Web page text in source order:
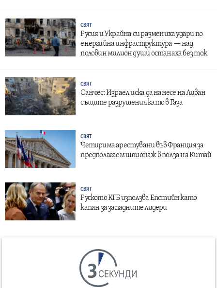
СВЯТ
Русия и Украйна си размениха удари по
енергийна инфраструктура — над
половин милион души останаха без ток
СВЯТ
Санчес: Израел иска да нанесе на Ливан
същите разрушения като в Газа
СВЯТ
Четирима арестувани във Франция за
предполагаем шпионаж в полза на Китай
СВЯТ
Руското КГБ използва Епстийн като
капан за западните лидери
СЕКУНДИ